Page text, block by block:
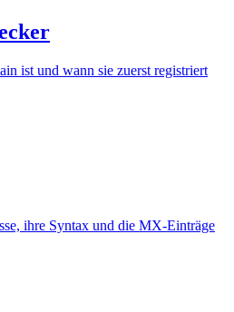
ist und wann sie zuerst registriert
ihre Syntax und die MX-Einträge